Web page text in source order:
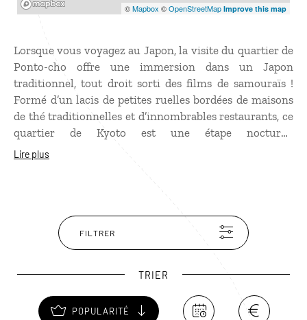
©Mapbox ©OpenStreetMap Improve this map
Lorsque vous voyagez au Japon, la visite du quartier de
Ponto-cho offre une immersion dans un Japon
traditionnel, tout droit sorti des films de samouraïs !
Formé d’un lacis de petites ruelles bordées de maisons
de thé traditionnelles et d’innombrables restaurants, ce
quartier de Kyoto est une étape nocturne
incontournable. À la nuit tombée, des lanternes
absolument en faisant attention aux tarifs des
restaurants qui peuvent s’envoler.
Lire plus
FILTRER
TRIER
POPULARITÉ